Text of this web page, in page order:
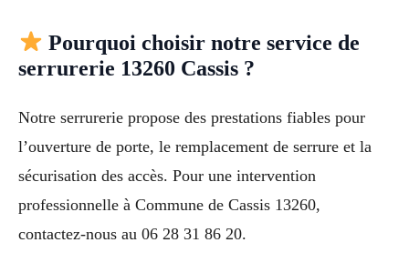
Pourquoi choisir notre service de
serrurerie 13260 Cassis ?
Notre serrurerie propose des prestations fiables pour
l’ouverture de porte, le remplacement de serrure et la
sécurisation des accès. Pour une intervention
professionnelle à Commune de Cassis 13260,
contactez-nous au 06 28 31 86 20.